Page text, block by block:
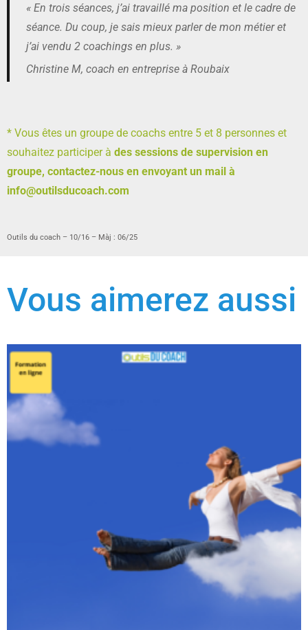
« En trois séances, j’ai travaillé ma position et le cadre de
séance. Du coup, je sais mieux parler de mon métier et
j’ai vendu 2 coachings en plus. »
Christine M, coach en entreprise à Roubaix
* Vous êtes un groupe de coachs entre 5 et 8 personnes et
souhaitez participer à des sessions de supervision en
groupe, contactez-nous en envoyant un mail à
info@outilsducoach.com
Outils du coach – 10/16 – Màj : 06/25
Vous aimerez aussi